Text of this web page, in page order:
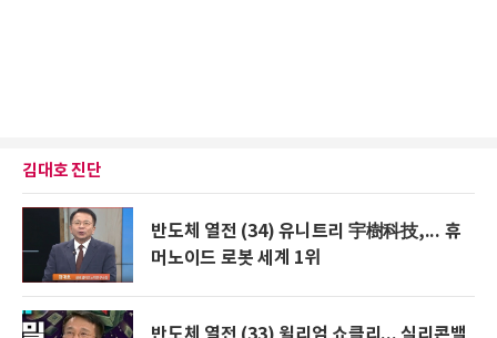
김대호 진단
반도체 열전 (34) 유니트리 宇樹科技,... 휴
머노이드 로봇 세계 1위